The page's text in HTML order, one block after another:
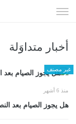
الى
أخبار متداوَلة
غير مصنف
منذ 6 أشهر
هل يجوز الصيام بعد